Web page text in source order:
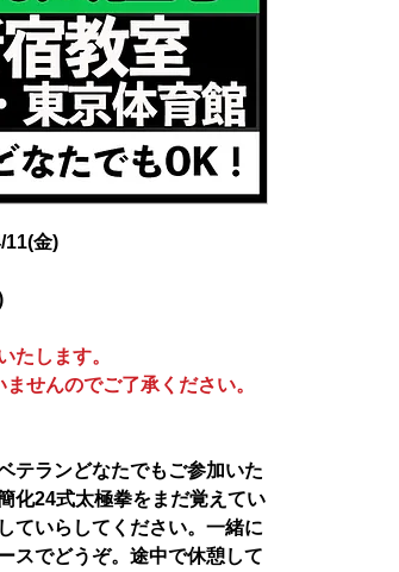
11(金)
たします。
せんのでご了承ください。
テランどなたでもご参加いた
化24式太極拳をまだ覚えてい
ていらしてください。一緒に
スでどうぞ。途中で休憩して